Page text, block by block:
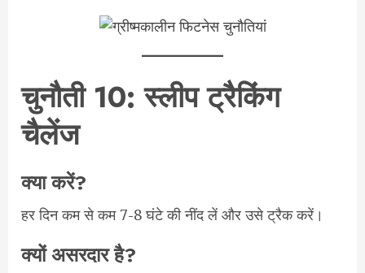
चुनौती 10: स्लीप ट्रैकिंग
चैलेंज
क्या करें?
हर दिन कम से कम 7-8 घंटे की नींद लें और उसे ट्रैक करें।
क्यों असरदार है?